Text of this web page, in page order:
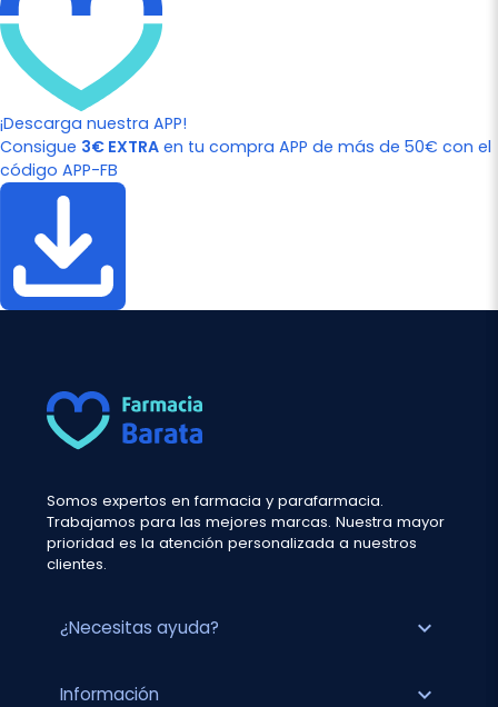
¡Descarga nuestra APP!
Consigue 3€ EXTRA en tu compra APP de más de 50€ con el
código APP-FB
Somos expertos en farmacia y parafarmacia.
Trabajamos para las mejores marcas. Nuestra mayor
prioridad es la atención personalizada a nuestros
clientes.
¿Necesitas ayuda? expand_more
Información expand_more